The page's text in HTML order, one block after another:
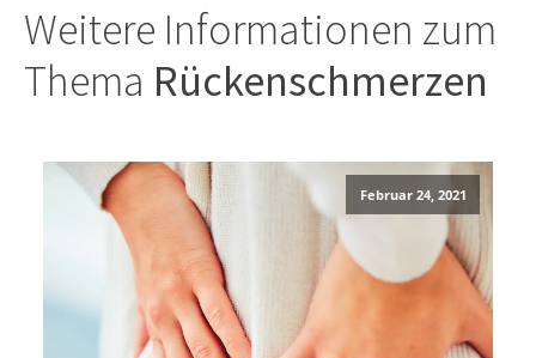
Weitere Informationen zum
Thema Rückenschmerzen
Februar 24, 2021